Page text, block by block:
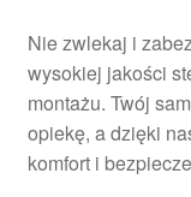
Nie zwlekaj i
wysokiej jakości
montażu. Twój
opiekę, a dzięki
komfort i